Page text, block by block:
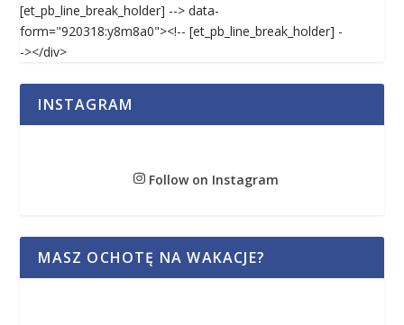
[et_pb_line_break_holder] --> data-
form="920318:y8m8a0"><!-- [et_pb_line_break_holder] -
-></div>
INSTAGRAM
Follow on Instagram
MASZ OCHOTĘ NA WAKACJE?